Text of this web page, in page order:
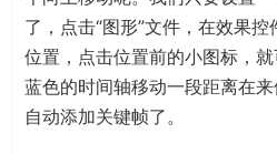
了，点击“图形”文件，在效果
位置，点击位置前的小图标，
蓝色的时间轴移动一段距离在
自动添加关键帧了。